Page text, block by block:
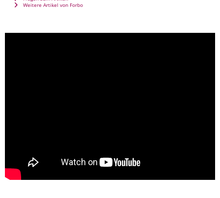
Weitere Artikel von Forbo